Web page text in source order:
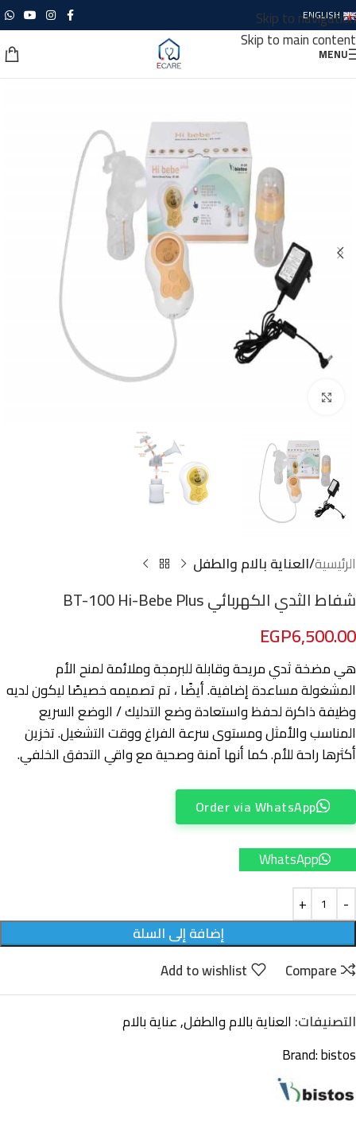
Skip to navigation
Skip to main content
ENGLISH
MENU
الرئيسية العناية بالام والطفل
شفاط الثدي الكهربائي BT-100 Hi-Bebe Plus
EGP6,500.00
هي مضخة ثدي مريحة وقابلة للبرمجة وملائمة لمنح الأم
المشغولة مساعدة إضافية. أيضًا ، تم تصميمه خصيصًا ليكون لديه
وظيفة ذاكرة لحفظ واستعادة وضع التدليك / الوضع السريع
المناسب والأمثل ومستوى سرعة الفراغ ووقت التشغيل. تخزين
أكثرها راحة للأم. كما أنها آمنة وصحية مع واقي التدفق الخلفي.
Order via WhatsApp
WhatsApp
إضافة إلى السلة
Compare
Add to wishlist
التصنيفات: العناية بالام والطفل,عناية بالام
Brand:bistos